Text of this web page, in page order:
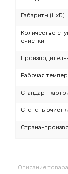
Габариты (HxD)
Количество
очистки
Рабочая
Стандарт
Степень
Страна-
Описание